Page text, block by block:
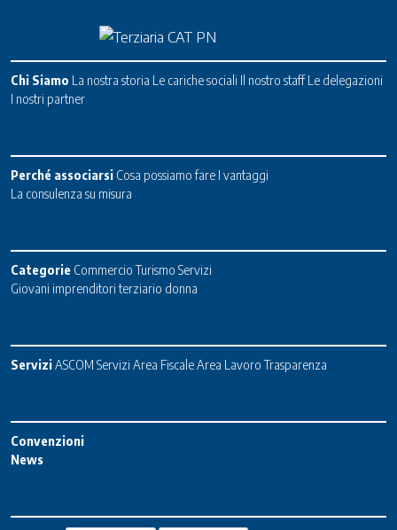
Chi Siamo La nostra storia Le cariche sociali Il nostro staff Le delegazioni
I nostri partner
Perché associarsi Cosa possiamo fare I vantaggi
La consulenza su misura
Categorie Commercio Turismo Servizi
Giovani imprenditori terziario donna
ServiziASCOM Servizi Area FiscaleArea Lavoro Trasparenza
Convenzioni
News